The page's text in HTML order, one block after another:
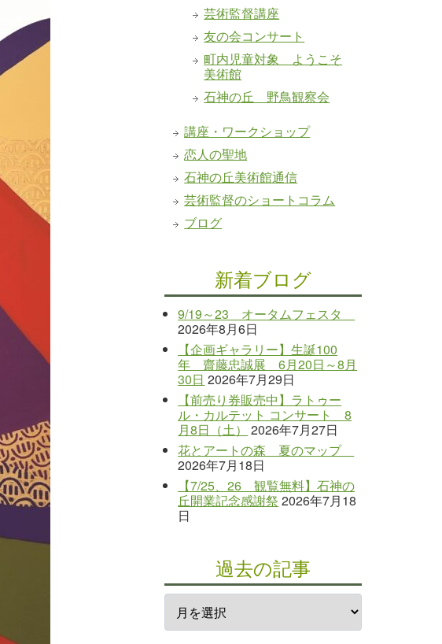
芸術監督講座
友の会コンサート
町内児童対象 ようこそ
美術館
石神の丘 野鳥観察会
講座・ワークショップ
恋人の聖地
石神の丘美術館通信
芸術監督のショートコラム
ブログ
新着ブログ
9/19～23 オータムフェスタ
2026年8月6日
【企画ギャラリー】生誕100
年 齋藤忠誠展 6月20日～8月
30日 2026年7月29日
【前売り券販売中】ラトゥー
ル・カルテット コンサート 8
月8日（土）
2026年7月27日
花とアートの森 夏のマップ
2026年7月18日
【7/25、26 観覧無料】石神の
丘開業記念感謝祭 2026年7月18
日
過去の記事